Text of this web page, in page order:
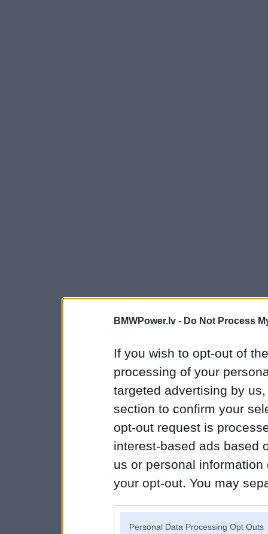
BMWPower.lv - Do Not Process
If you wish to opt-out of
processing of your
targeted advertising by
section to confirm your
opt-out request is
interest-based ads based
us or personal
your opt-out. You may
Personal Data Processing Opt Outs